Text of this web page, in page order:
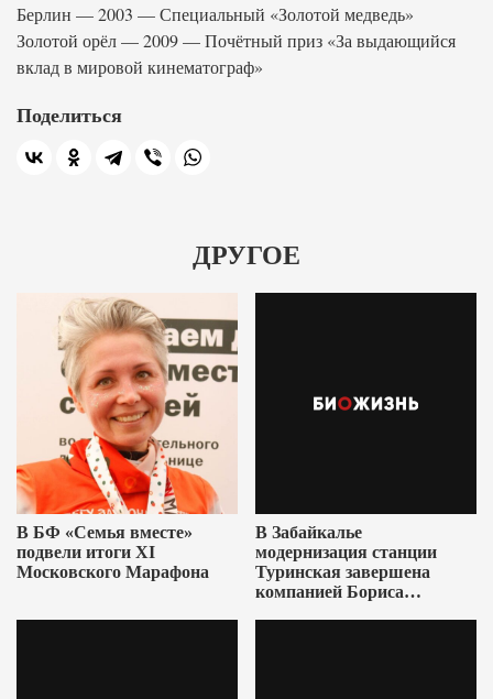
Берлин — 2003 — Специальный «Золотой медведь»
Золотой орёл — 2009 — Почётный приз «За выдающийся
вклад в мировой кинематограф»
Поделиться
ДРУГОЕ
В БФ «Семья вместе»
подвели итоги XI
Московского Марафона
В Забайкалье
модернизация станции
Туринская завершена
компанией Бориса